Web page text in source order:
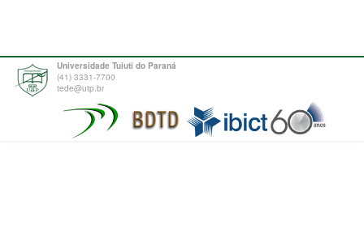
Universidade Tuiuti do Paraná
(41) 3331-7700
tede@utp.br